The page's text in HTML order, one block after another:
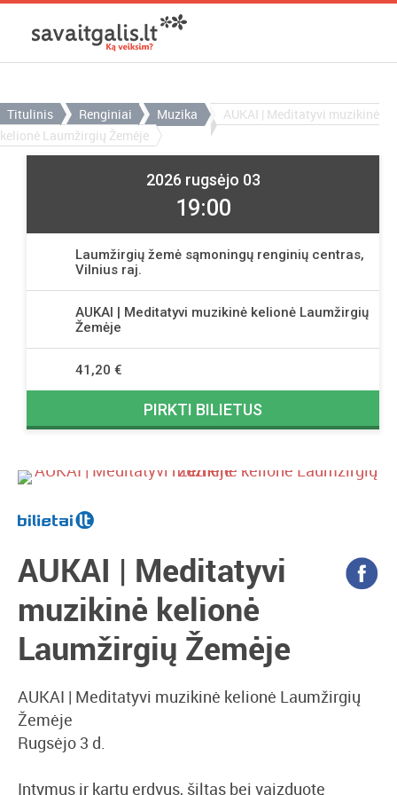
Titulinis Renginiai Muzika
AUKAI | Meditatyvi muzikinė
kelionė Laumžirgių Žemėje
AUKAI | Meditatyvi
muzikinė kelionė
Laumžirgių Žemėje
AUKAI | Meditatyvi muzikinė kelionė Laumžirgių
Žemėje
Rugsėjo 3 d.
Intymus ir kartu erdvus, šiltas bei vaizduotę
2026 rugsėjo 03
19:00
Laumžirgių žemė sąmoningų renginių centras,
Vilnius raj.
AUKAI | Meditatyvi muzikinė kelionė Laumžirgių
Žemėje
41,20 €
PIRKTI BILIETUS